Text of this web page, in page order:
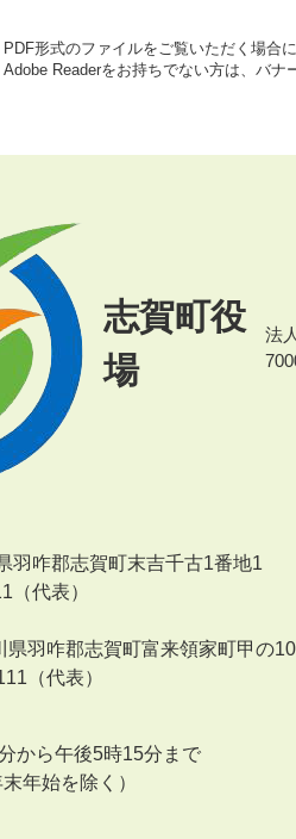
PDF形式のファイルをご覧いただく場合
Adobe Readerをお持ちでない方は、バナ
志賀町役
場
法
羽咋郡志賀町末吉千古1番地1
（代表）
羽咋郡志賀町富来領家町甲の
（代表）
から午後5時15分まで
年始を除く）